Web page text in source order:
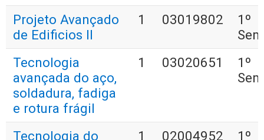
Projeto Avançado
de Edificios II
1 03019802
1º
Tecnologia
avançada do aço,
soldadura, fadiga
e rotura frágil
1 03020651
1º
Tecnologia do
1 02004952
1º